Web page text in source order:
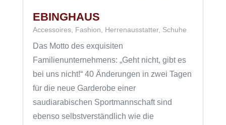
EBINGHAUS
Accessoires, Fashion Herrenausstatter, Schuhe
Das Motto des exquisiten
Familienunternehmens: „Geht nicht, gibt es
bei uns nicht!“ 40 Änderungen in zwei Tagen
für die neue Garderobe einer
saudiarabischen Sportmannschaft sind
ebenso selbstverständlich wie die